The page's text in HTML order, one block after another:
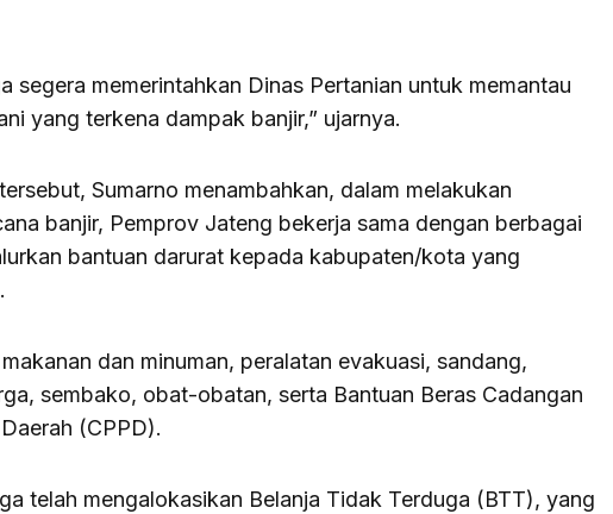
segera memerintahkan Dinas Pertanian untuk memantau
yang terkena dampak banjir,” ujarnya.
Sumarno menambahkan, dalam melakukan
banjir, Pemprov Jateng bekerja sama dengan berbagai
bantuan darurat kepada kabupaten/kota yang
dan minuman, peralatan evakuasi, sandang,
sembako, obat-obatan, serta Bantuan Beras Cadangan
(CPPD).
telah mengalokasikan Belanja Tidak Terduga (BTT), yang